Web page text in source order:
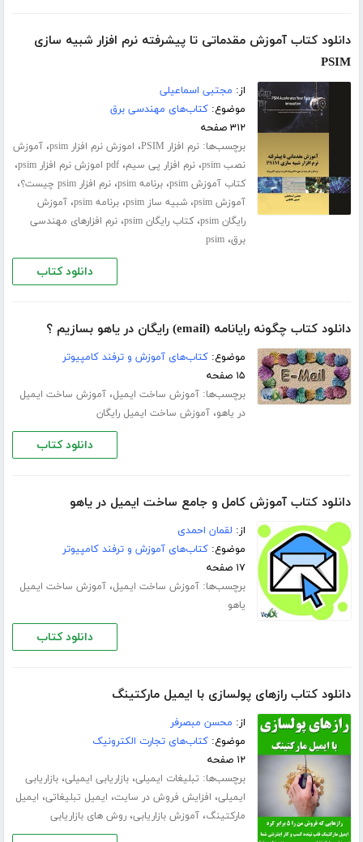
دانلود کتاب آموزش مقدماتی تا پیشرفته نرم افزار شبیه سازی
PSIM
از: مجتبی اسماعیلی
موضوع:کتاب‌های مهندسی برق
۳۱۲ صفحه
برچسب‌ها:نرم افزار PSIM ، اموزش نرم افزار psim ،آموزش
نصب psim
،نرم افزار پی سیم،pdf اموزش نرم افزار psim ،
کتاب آموزش psim ،برنامه psim ،نرم افزار psim چیست؟ ،
آموزش psim ،شبیه ساز psim ،برنامه psim ،آموزش
رایگان psim
،کتاب رایگان psim ،نرم افزارهای مهندسی
برق،psim
دانلود کتاب
دانلود کتاب چگونه رایانامه (email) رایگان در یاهو بسازیم ؟
موضوع:کتاب‌های آموزش و ترفند کامپیوتر
۱۵ صفحه
برچسب‌ها:آموزش ساخت ایمیل،آموزش ساخت ایمیل
در یاهو،آموزش ساخت ایمیل رایگان
دانلود کتاب
دانلود کتاب آموزش کامل و جامع ساخت ایمیل در یاهو
از: لقمان احمدی
موضوع:کتاب‌های آموزش و ترفند کامپیوتر
۱۷ صفحه
برچسب‌ها:آموزش ساخت ایمیل،آموزش ساخت ایمیل
یاهو
دانلود کتاب
دانلود کتاب رازهای پولسازی با ایمیل مارکتینگ
از: محسن مبصرفر
موضوع:کتاب‌های تجارت الکترونیک
۱۲ صفحه
برچسب‌ها: تبلیغات ایمیلی،بازاریابی ایمیلی،بازاریابی
ایمیلی، افزایش فروش در سایت، ایمیل تبلیغاتی، ایمیل
مارکتینگ،آموزش بازاریابی،روش های بازاریابی